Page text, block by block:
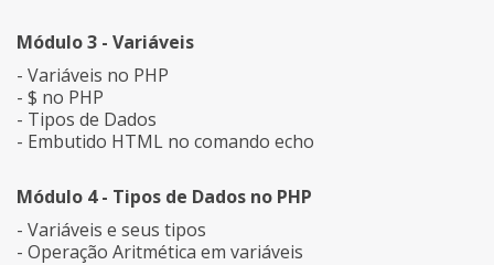
Módulo 3 - Variáveis
- Variáveis no PHP
- $ no PHP
- Tipos de Dados
- Embutido HTML no comando echo
Módulo 4 - Tipos de Dados no PHP
- Variáveis e seus tipos
- Operação Aritmética em variáveis